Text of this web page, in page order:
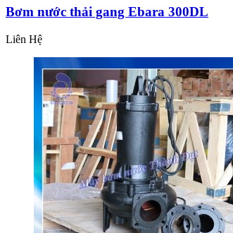
Bơm nước thải gang Ebara 300DL
Liên Hệ